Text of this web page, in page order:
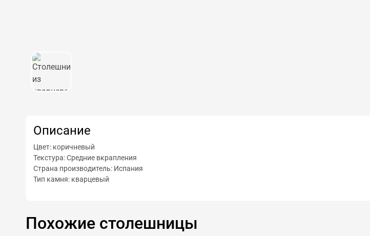
Описание
Цвет: коричневый
Текстура: Средние вкрапления
Страна производитель: Испания
Тип камня: кварцевый
Похожие столешницы